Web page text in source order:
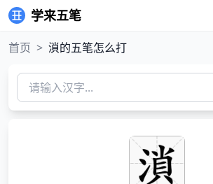
学来五笔
首页 > 溑的五笔怎么打